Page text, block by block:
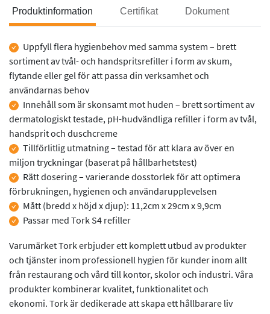
Produktinformation Certifikat Dokument
Produktinformation
Uppfyll flera hygienbehov med samma system – brett
sortiment av tvål- och handspritsrefiller i form av skum,
flytande eller gel för att passa din verksamhet och
användarnas behov
Innehåll som är skonsamt mot huden – brett sortiment av
dermatologiskt testade, pH-hudvändliga refiller i form av tvål,
handsprit och duschcreme
Tillförlitlig utmatning – testad för att klara av över en
miljon tryckningar (baserat på hållbarhetstest)
Rätt dosering – varierande dosstorlek för att optimera
förbrukningen, hygienen och användarupplevelsen
Mått (bredd x höjd x djup): 11,2cm x 29cm x 9,9cm
Passar med Tork S4 refiller
Varumärket Tork erbjuder ett komplett utbud av produkter
och tjänster inom professionell hygien för kunder inom allt
från restaurang och vård till kontor, skolor och industri. Våra
produkter kombinerar kvalitet, funktionalitet och
ekonomi. Tork är dedikerade att skapa ett hållbarare liv